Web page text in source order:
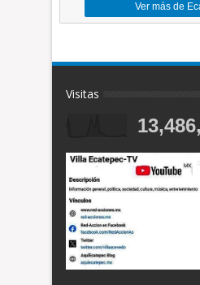
Ver más de
Visitas